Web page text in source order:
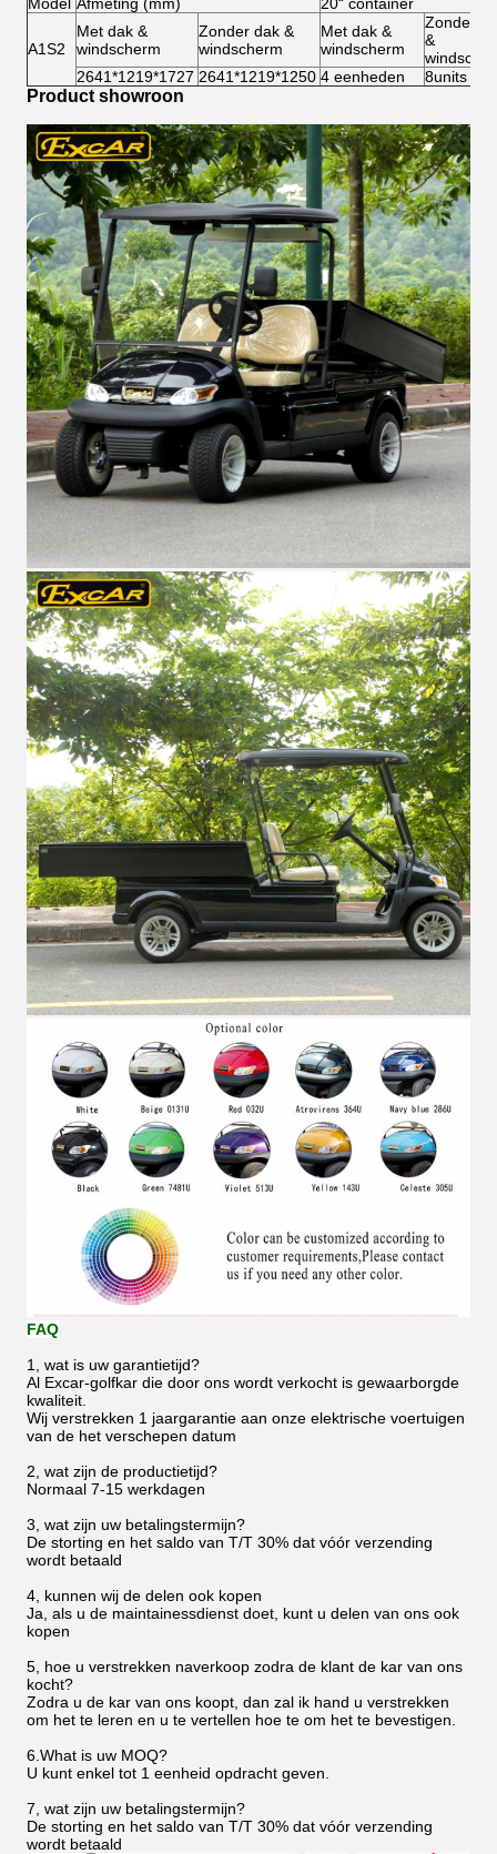
A1S2
Met dak &
windscherm
Zonder dak &
windscherm
Met dak &
windscherm
Zonder
&
2641*1219*1727 2641*1219*1250 4 eenheden 8units
Product showroon
FAQ
1, wat is uw garantietijd?
Al Excar-golfkar die door ons wordt verkocht is gewaarborgde
kwaliteit.
Wij verstrekken 1 jaargarantie aan onze elektrische voertuigen
van de het verschepen datum
2, wat zijn de productietijd?
Normaal 7-15 werkdagen
3, wat zijn uw betalingstermijn?
De storting en het saldo van T/T 30% dat vóór verzending
wordt betaald
4, kunnen wij de delen ook kopen
Ja, als u de maintainessdienst doet, kunt u delen van ons ook
kopen
5, hoe u verstrekken naverkoop zodra de klant de kar van ons
kocht?
Zodra u de kar van ons koopt, dan zal ik hand u verstrekken
om het te leren en u te vertellen hoe te om het te bevestigen.
6.What is uw MOQ?
U kunt enkel tot 1 eenheid opdracht geven.
7, wat zijn uw betalingstermijn?
De storting en het saldo van T/T 30% dat vóór verzending
wordt betaald